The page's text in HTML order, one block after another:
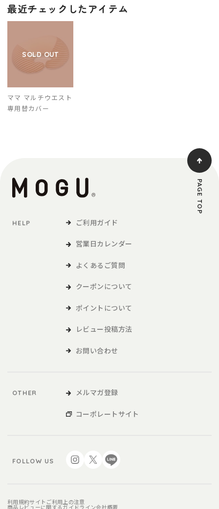
最近チェックしたアイテム
SOLD OUT
ママ マルチウエスト
専用替カバー
HELP ご利用ガイド
営業日カレンダー
よくあるご質問
クーポンについて
ポイントについて
レビュー投稿方法
お問い合わせ
OTHER メルマガ登録
コーポレートサイト
FOLLOW US
利用規約サイトご利用上の注意
商品レビューに関するガイドライン会社概要
PAGE TOP